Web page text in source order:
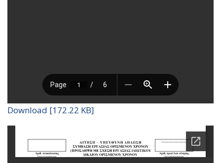
Download [172.22 KB]